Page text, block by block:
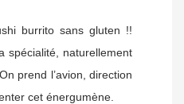
burrito sans gluten !!
spécialité, naturellement
prend l’avion, direction
cet énergumène.